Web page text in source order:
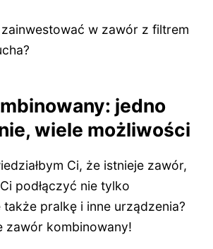
w zawór z filtrem
jedno
wiele możliwości
Ci, że istnieje zawór,
podłączyć nie tylko
pralkę i inne urządzenia?
zawór kombinowany!